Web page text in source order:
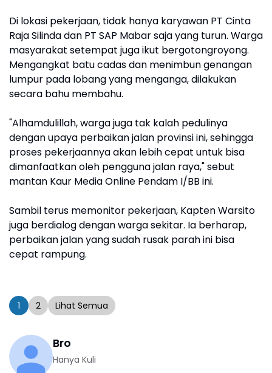
Di lokasi pekerjaan, tidak hanya karyawan PT Cinta
Raja Silinda dan PT SAP Mabar saja yang turun. Warga
masyarakat setempat juga ikut bergotongroyong.
Mengangkat batu cadas dan menimbun genangan
lumpur pada lobang yang menganga, dilakukan
secara bahu membahu.
"Alhamdulillah, warga juga tak kalah pedulinya
dengan upaya perbaikan jalan provinsi ini, sehingga
proses pekerjaannya akan lebih cepat untuk bisa
dimanfaatkan oleh pengguna jalan raya," sebut
mantan Kaur Media Online Pendam I/BB ini.
Sambil terus memonitor pekerjaan, Kapten Warsito
juga berdialog dengan warga sekitar. Ia berharap,
perbaikan jalan yang sudah rusak parah ini bisa
cepat rampung.
1 2 Lihat Semua
Bro
Hanya Kuli